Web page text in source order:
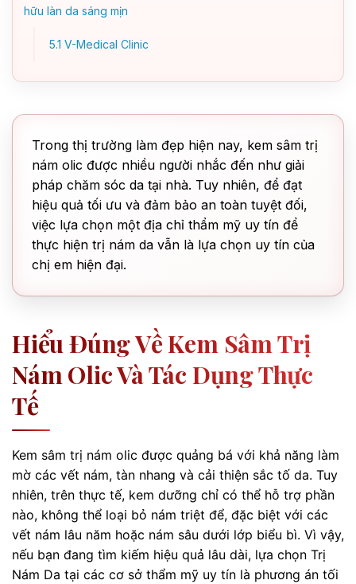
hữu làn da sáng mịn
5.1 V-Medical Clinic
Trong thị trường làm đẹp hiện nay, kem sâm trị
nám olic được nhiều người nhắc đến như giải
pháp chăm sóc da tại nhà. Tuy nhiên, để đạt
hiệu quả tối ưu và đảm bảo an toàn tuyệt đối,
việc lựa chọn một địa chỉ thẩm mỹ uy tín để
thực hiện trị nám da vẫn là lựa chọn uy tín của
chị em hiện đại.
Hiểu Đúng Về Kem Sâm Trị
Nám Olic Và Tác Dụng Thực
Tế
Kem sâm trị nám olic được quảng bá với khả năng làm
mờ các vết nám, tàn nhang và cải thiện sắc tố da. Tuy
nhiên, trên thực tế, kem dưỡng chỉ có thể hỗ trợ phần
nào, không thể loại bỏ nám triệt để, đặc biệt với các
vết nám lâu năm hoặc nám sâu dưới lớp biểu bì. Vì vậy,
nếu bạn đang tìm kiếm hiệu quả lâu dài, lựa chọn Trị
Nám Da tại các cơ sở thẩm mỹ uy tín là phương án tối